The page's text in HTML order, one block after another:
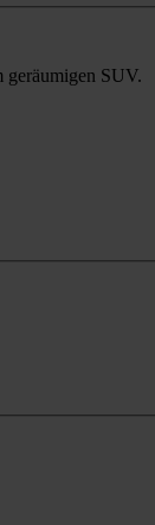
geräumigen SUV.